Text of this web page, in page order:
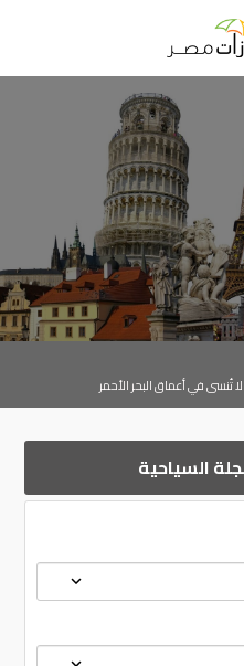
تُنسى في أعماق البحر الأحمر
السياحية